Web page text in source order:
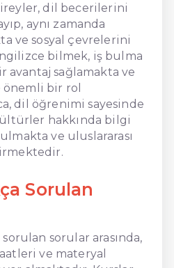
dil becerilerini
aynı zamanda
ve sosyal çevrelerini
bilmek, iş bulma
avantaj sağlamakta ve
bir rol
dil öğrenimi sayesinde
hakkında bilgi
ve uluslararası
Sorulan
sorular arasında,
ve materyal